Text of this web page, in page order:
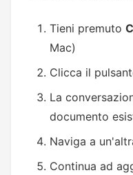
Tieni premuto
Mac)
Clicca il
La
documento
Naviga a
Continua ad